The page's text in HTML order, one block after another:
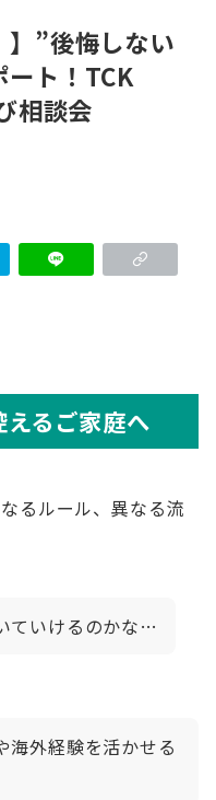
】”後悔しない
ト！TCK
相談会
るご家庭へ
るルール、異なる流
ていけるのかな…
海外経験を活かせる